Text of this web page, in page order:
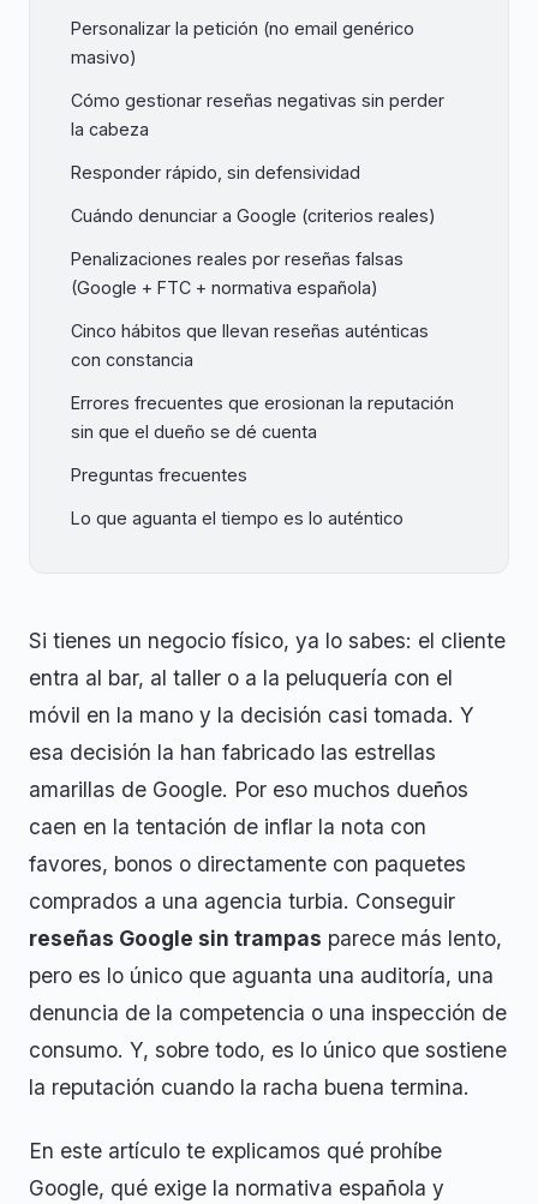
Personalizar la petición (no email genérico
masivo)
Cómo gestionar reseñas negativas sin perder
la cabeza
Responder rápido, sin defensividad
Cuándo denunciar a Google (criterios reales)
Penalizaciones reales por reseñas falsas
(Google + FTC + normativa española)
Cinco hábitos que llevan reseñas auténticas
con constancia
Errores frecuentes que erosionan la reputación
sin que el dueño se dé cuenta
Preguntas frecuentes
Lo que aguanta el tiempo es lo auténtico
Si tienes un negocio físico, ya lo sabes: el cliente
entra al bar, al taller o a la peluquería con el
móvil en la mano y la decisión casi tomada. Y
esa decisión la han fabricado las estrellas
amarillas de Google. Por eso muchos dueños
caen en la tentación de inflar la nota con
favores, bonos o directamente con paquetes
comprados a una agencia turbia. Conseguir
reseñas Google sin trampas parece más lento,
pero es lo único que aguanta una auditoría, una
denuncia de la competencia o una inspección de
consumo. Y, sobre todo, es lo único que sostiene
la reputación cuando la racha buena termina.
En este artículo te explicamos qué prohíbe
Google, qué exige la normativa española y